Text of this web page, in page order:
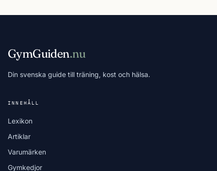
GymGuiden.nu
Din svenska guide till träning, kost och hälsa.
INNEHÅLL
Lexikon
Artiklar
Varumärken
Gymkedjor